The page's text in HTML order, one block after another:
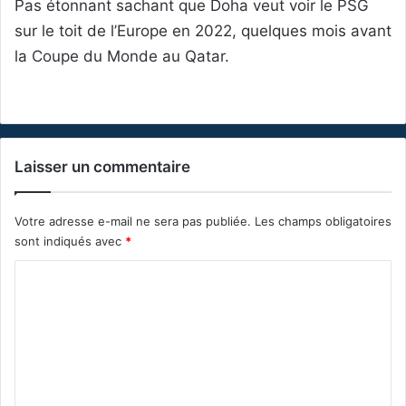
Pas étonnant sachant que Doha veut voir le PSG
sur le toit de l’Europe en 2022, quelques mois avant
la Coupe du Monde au Qatar.
Laisser un commentaire
Votre adresse e-mail ne sera pas publiée. Les champs obligatoires
sont indiqués avec *